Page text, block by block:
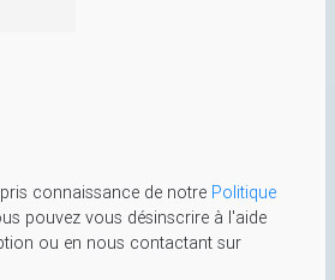
connaissance de notre Politique
pouvez vous désinscrire à l'aide
ou en nous contactant sur